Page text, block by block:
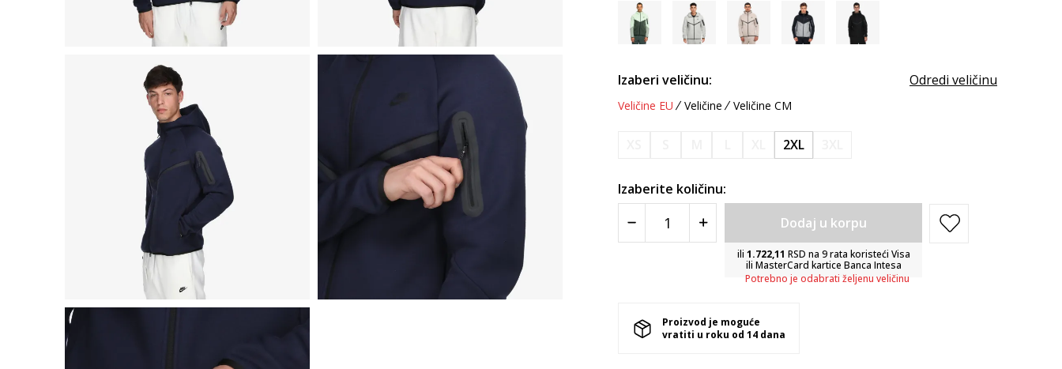
Izaberi veličinu: Odredi veličinu
Veličine EU Veličine Veličine CM
2XL
Izaberite količinu:
Dodaj u korpu
ili 1.722,11 RSD na 9 rata koristeći Visa
ili MasterCard kartice Banca Intesa
Potrebno je odabrati željenu veličinu
Proizvod je moguće
vratiti u roku od 14 dana